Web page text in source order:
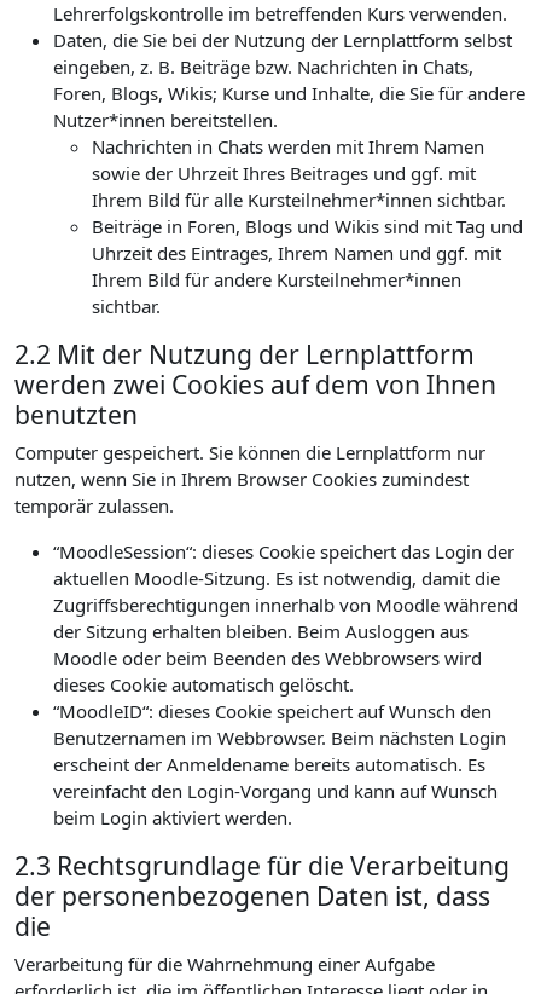
Lehrerfolgskontrolle im betreffenden Kurs verwenden.
Daten, die Sie bei der Nutzung der Lernplattform selbst
eingeben, z. B. Beiträge bzw. Nachrichten in Chats,
Foren, Blogs, Wikis; Kurse und Inhalte, die Sie für andere
Nutzer*innen bereitstellen.
Nachrichten in Chats werden mit Ihrem Namen
sowie der Uhrzeit Ihres Beitrages und ggf. mit
Ihrem Bild für alle Kursteilnehmer*innen sichtbar.
Beiträge in Foren, Blogs und Wikis sind mit Tag und
Uhrzeit des Eintrages, Ihrem Namen und ggf. mit
Ihrem Bild für andere Kursteilnehmer*innen
sichtbar.
2.2 Mit der Nutzung der Lernplattform
werden zwei Cookies auf dem von Ihnen
benutzten
Computer gespeichert. Sie können die Lernplattform nur
nutzen, wenn Sie in Ihrem Browser Cookies zumindest
temporär zulassen.
“MoodleSession“: dieses Cookie speichert das Login der
aktuellen Moodle-Sitzung. Es ist notwendig, damit die
Zugriffsberechtigungen innerhalb von Moodle während
der Sitzung erhalten bleiben. Beim Ausloggen aus
Moodle oder beim Beenden des Webbrowsers wird
dieses Cookie automatisch gelöscht.
“MoodleID“: dieses Cookie speichert auf Wunsch den
Benutzernamen im Webbrowser. Beim nächsten Login
erscheint der Anmeldename bereits automatisch. Es
vereinfacht den Login-Vorgang und kann auf Wunsch
beim Login aktiviert werden.
2.3 Rechtsgrundlage für die Verarbeitung
der personenbezogenen Daten ist, dass
die
Verarbeitung für die Wahrnehmung einer Aufgabe